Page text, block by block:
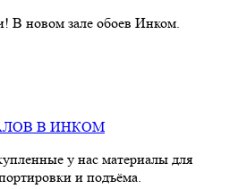
В новом зале обоев Инком.
В ИНКОМ
у нас материалы для
и подъёма.